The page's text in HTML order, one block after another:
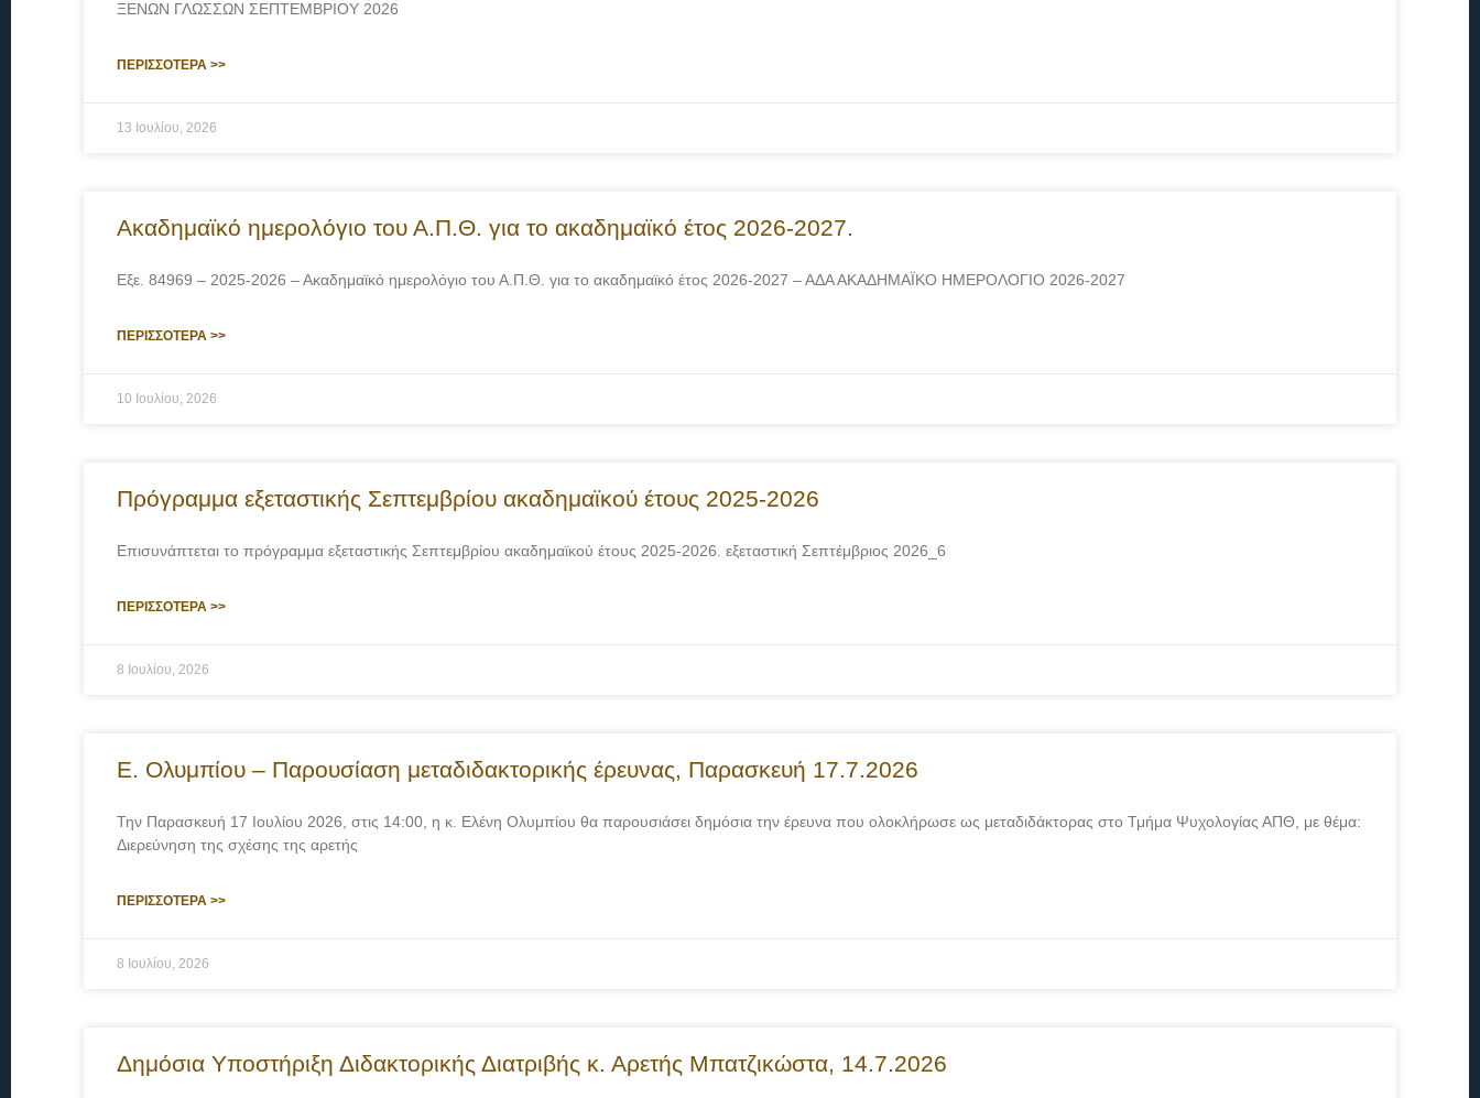
ΞΕΝΩΝ ΓΛΩΣΣΩΝ ΣΕΠΤΕΜΒΡΙΟΥ 2026
ΠΕΡΙΣΣΟΤΕΡΑ >>
13 Ιουλίου, 2026
Ακαδημαϊκό ημερολόγιο του Α.Π.Θ. για το ακαδημαϊκό έτος 2026-2027.
Εξε. 84969 – 2025-2026 – Ακαδημαϊκό ημερολόγιο του Α.Π.Θ. για το ακαδημαϊκό έτος 2026-2027 – ΑΔΑ ΑΚΑΔΗΜΑΪΚΟ ΗΜΕΡΟΛΟΓΙΟ 2026-2027
ΠΕΡΙΣΣΟΤΕΡΑ >>
10 Ιουλίου, 2026
Πρόγραμμα εξεταστικής Σεπτεμβρίου ακαδημαϊκού έτους 2025-2026
Επισυνάπτεται το πρόγραμμα εξεταστικής Σεπτεμβρίου ακαδημαϊκού έτους 2025-2026. εξεταστική Σεπτέμβριος 2026_6
ΠΕΡΙΣΣΟΤΕΡΑ >>
8 Ιουλίου, 2026
Ε. Ολυμπίου – Παρουσίαση μεταδιδακτορικής έρευνας, Παρασκευή 17.7.2026
Την Παρασκευή 17 Ιουλίου 2026, στις 14:00, η κ. Ελένη Ολυμπίου θα παρουσιάσει δημόσια την έρευνα που ολοκλήρωσε ως μεταδιδάκτορας στο Τμήμα Ψυχολογίας ΑΠΘ, με θέμα:
Διερεύνηση της σχέσης της αρετής
ΠΕΡΙΣΣΟΤΕΡΑ >>
8 Ιουλίου, 2026
Δημόσια Υποστήριξη Διδακτορικής Διατριβής κ. Αρετής Μπατζικώστα, 14.7.2026